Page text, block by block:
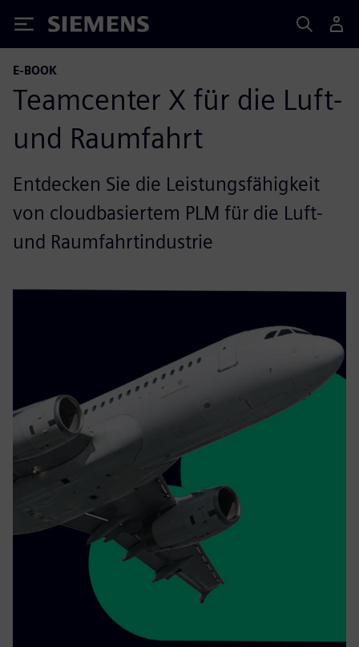
Siemens
E-BOOK
Teamcenter X für die Luft-
und Raumfahrt
Entdecken Sie die Leistungsfähigkeit
von cloudbasiertem PLM für die Luft-
und Raumfahrtindustrie